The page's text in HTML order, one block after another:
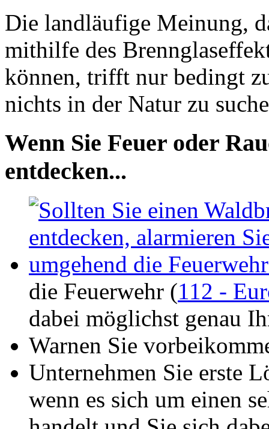
Die landläufige Meinung,
mithilfe des
können, trifft nur bedingt
nichts in der Natur zu
Wenn Sie Feuer oder
entdecken...
die Feuerwehr (112 -
dabei möglichst genau
Warnen Sie
Unternehmen Sie erste
wenn es sich um einen